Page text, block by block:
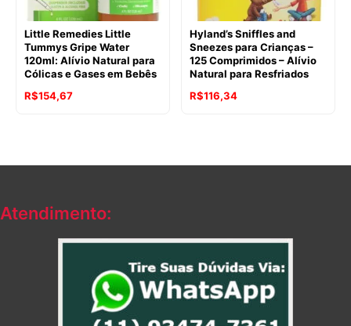
Little Remedies Little
Tummys Gripe Water
120ml: Alívio Natural para
Cólicas e Gases em Bebês
O
R$154,67O
Hyland’s Sniffles and
Sneezes para Crianças –
125 Comprimidos – Alívio
Natural para Resfriados
O
R$116,34O
Atendimento: